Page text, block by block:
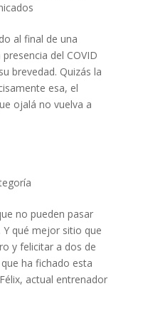
al final de una
del COVID
brevedad. Quizás la
esa, el
ojalá no vuelva a
no pueden pasar
Y qué mejor sitio que
y felicitar a dos de
ha fichado esta
actual entrenador